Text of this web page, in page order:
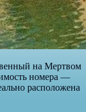
на Мертвом
номера —
расположена